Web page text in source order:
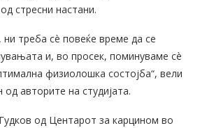
стресни настани.
треба сè повеќе време да се
и, во просек, поминуваме сè
физиолошка состојба“, вели
авторите на студијата.
од Центарот за карцином во